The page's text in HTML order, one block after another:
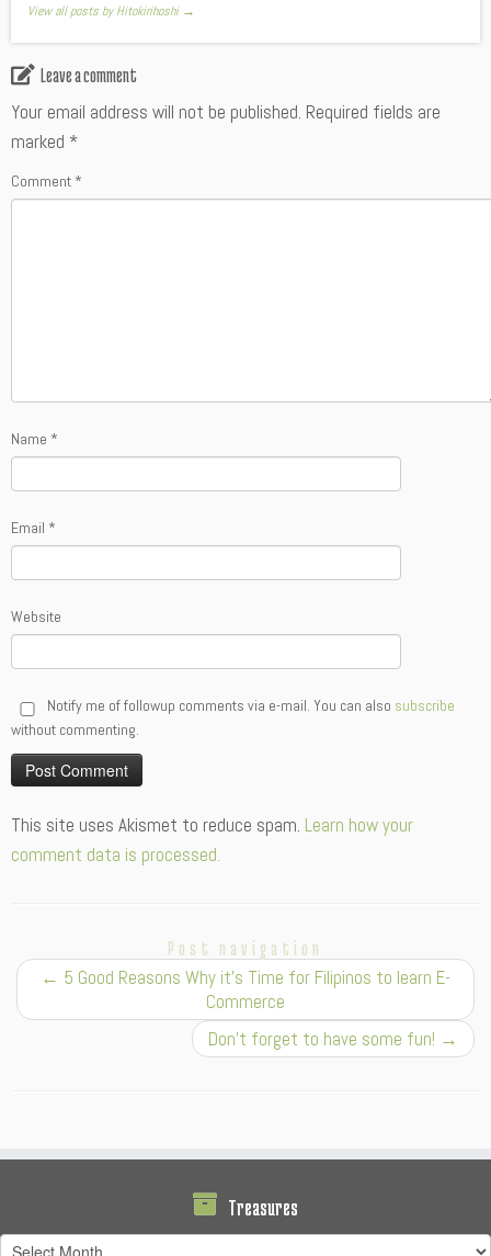
View all posts by Hitokirihoshi →
Leave a comment
Your email address will not be published. Required fields are
marked *
Comment *
Name *
Email *
Website
Notify me of followup comments via e-mail. You can also subscribe
without commenting.
This site uses Akismet to reduce spam. Learn how your
comment data is processed.
Post navigation
← 5 Good Reasons Why it’s Time for Filipinos to learn E-
Commerce
Don’t forget to have some fun! →
Treasures
Treasures